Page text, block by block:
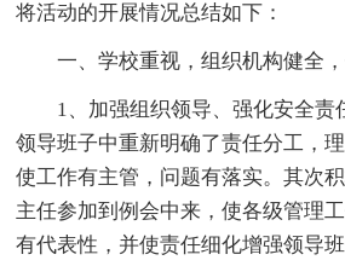
将活动的开展情况总结如下：
一、学校重视，组织机构健全，
1、加强组织领导、强化安全责
领导班子中重新明确了责任分工，
使工作有主管，问题有落实。其次
主任参加到例会中来，使各级管理
有代表性，并使责任细化增强领导